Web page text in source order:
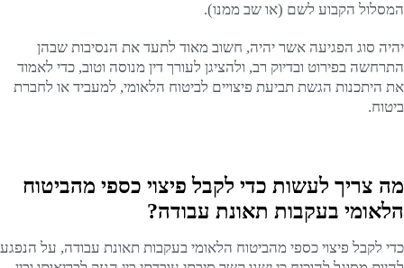
המסלול הקבוע לשם (או שב ממנו).
יהיה סוג הפגיעה אשר יהיה, חשוב מאוד לתעד את הנסיבות שבהן
התרחשה בפירוט ובדיוק רב, ולהציגן לעורך דין מנוסה וטוב, כדי לאמוד
את היתכנות הגשת תביעת פיצויים לביטוח הלאומי, למעביד או לחברת
ביטוח.
מה צריך לעשות כדי לקבל פיצוי כספי מהביטוח
הלאומי בעקבות תאונת עבודה?
כדי לקבל פיצוי כספי מהביטוח הלאומי בעקבות תאונת עבודה, על הנפגע